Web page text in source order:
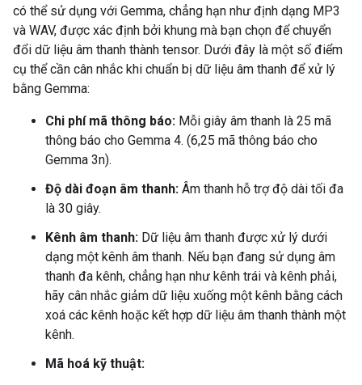
có thể sử dụng với Gemma, chẳng hạn như định dạng MP3
và WAV, được xác định bởi khung mà bạn chọn để chuyển
đổi dữ liệu âm thanh thành tensor. Dưới đây là một số điểm
cụ thể cần cân nhắc khi chuẩn bị dữ liệu âm thanh để xử lý
bằng Gemma:
Chi phí mã thông báo: Mỗi giây âm thanh là 25 mã
thông báo cho Gemma 4. (6,25 mã thông báo cho
Gemma 3n).
Độ dài đoạn âm thanh: Âm thanh hỗ trợ độ dài tối đa
là 30 giây.
Kênh âm thanh: Dữ liệu âm thanh được xử lý dưới
dạng một kênh âm thanh. Nếu bạn đang sử dụng âm
thanh đa kênh, chẳng hạn như kênh trái và kênh phải,
hãy cân nhắc giảm dữ liệu xuống một kênh bằng cách
xoá các kênh hoặc kết hợp dữ liệu âm thanh thành một
kênh.
Mã hoá kỹ thuật: